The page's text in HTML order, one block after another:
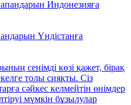
Үндістанға
сенімді көзі қажет, бірақ
толы сияқты. Сіз
сәйкес келмейтін өнімдер
мүмкін бұзылулар